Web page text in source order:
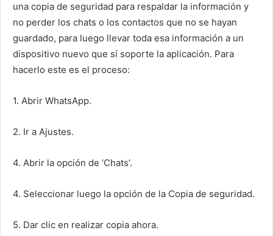
una copia de seguridad para respaldar la información y
no perder los chats o los contactos que no se hayan
guardado, para luego llevar toda esa información a un
dispositivo nuevo que sí soporte la aplicación. Para
hacerlo este es el proceso:
1. Abrir WhatsApp.
2. Ir a Ajustes.
4. Abrir la opción de ‘Chats’.
4. Seleccionar luego la opción de la Copia de seguridad.
5. Dar clic en realizar copia ahora.